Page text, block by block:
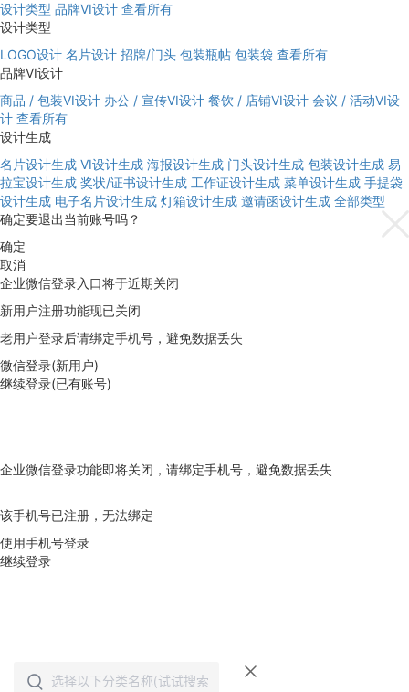
设计类型 品牌VI设计 查看所有
设计类型
LOGO设计 名片设计 招牌/门头 包装瓶帖 包装袋 查看所有
品牌VI设计
商品 / 包装VI设计 办公 / 宣传VI设计 餐饮 / 店铺VI设计 会议 / 活动VI设
计 查看所有
设计生成
名片设计生成 VI设计生成 海报设计生成 门头设计生成 包装设计生成 易
拉宝设计生成 奖状/证书设计生成 工作证设计生成 菜单设计生成 手提袋
设计生成 电子名片设计生成 灯箱设计生成 邀请函设计生成 全部类型
确定要退出当前账号吗？
确定
取消
企业微信登录入口将于近期关闭
新用户注册功能现已关闭
老用户登录后请绑定手机号，避免数据丢失
微信登录(新用户)
继续登录(已有账号)
企业微信登录功能即将关闭，请绑定手机号，避免数据丢失
该手机号已注册，无法绑定
使用手机号登录
继续登录